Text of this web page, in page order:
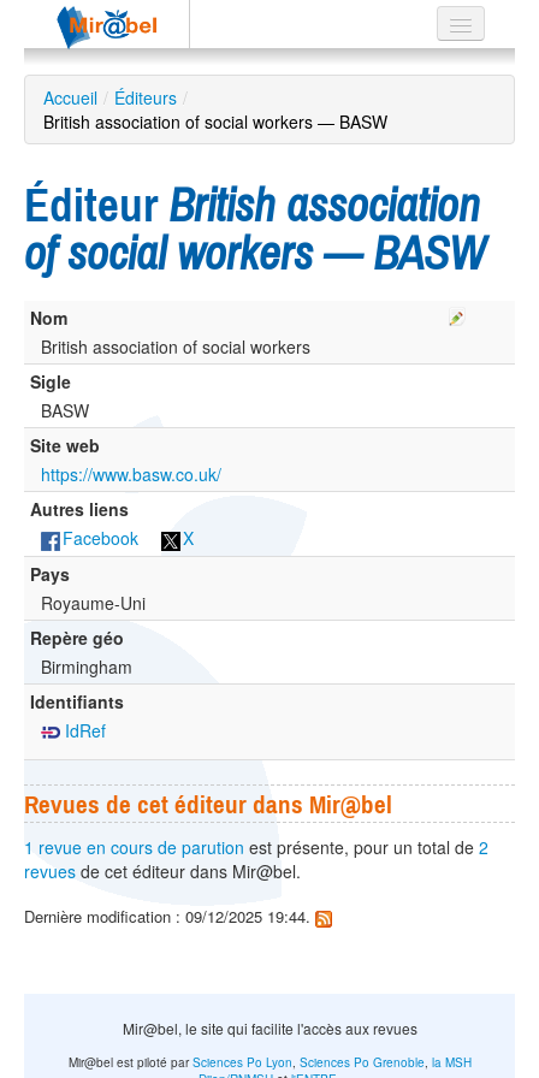
Le réseau
Soutien
avancée
EN
ES
?
Accueil / Éditeurs /
British association of social workers — BASW
Éditeur British association
of social workers — BASW
Nom
British association of social workers
Sigle
BASW
Site web
https://www.basw.co.uk/
Autres liens
Facebook
X
Pays
Royaume-Uni
Repère géo
Birmingham
Identifiants
IdRef
Revues de cet éditeur dans Mir@bel
1 revue en cours de parution est présente, pour un total de 2
revues de cet éditeur dans Mir@bel.
Dernière modification : 09/12/2025 19:44.
Mir@bel, le site qui facilite l'accès aux revues
Mir@bel est piloté parSciences Po Lyon Sciences Po Grenoble, la MSH